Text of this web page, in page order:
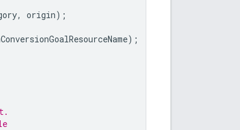
, origin);
);